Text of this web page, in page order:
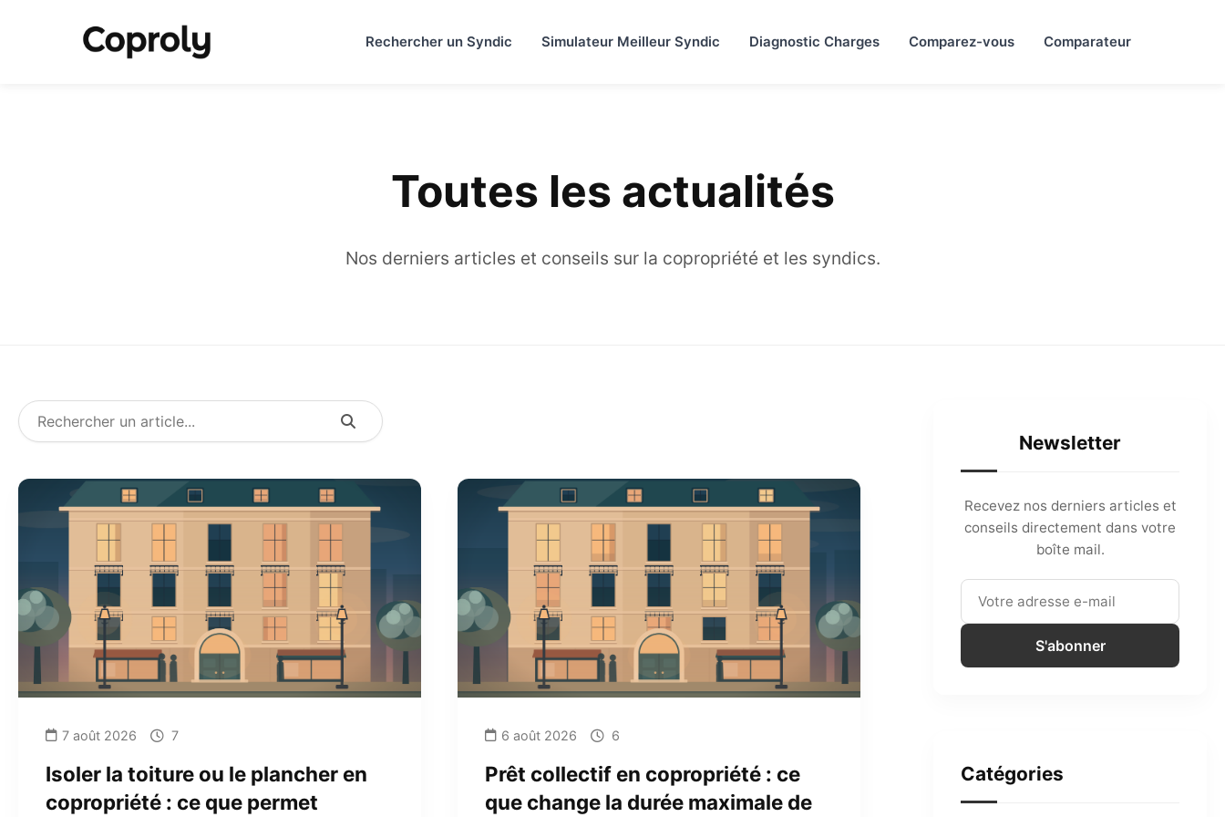
Rechercher un Syndic Simulateur Meilleur Syndic Diagnostic Charges Comparez-vous Comparateur
Toutes les actualités
Nos derniers articles et conseils sur la copropriété et les syndics.
7 août 2026 7
Isoler la toiture ou le plancher en
copropriété : ce que permet
6 août 2026 6
Prêt collectif en copropriété : ce
que change la durée maximale de
Newsletter
Recevez nos derniers articles et
conseils directement dans votre
boîte mail.
S'abonner
Catégories